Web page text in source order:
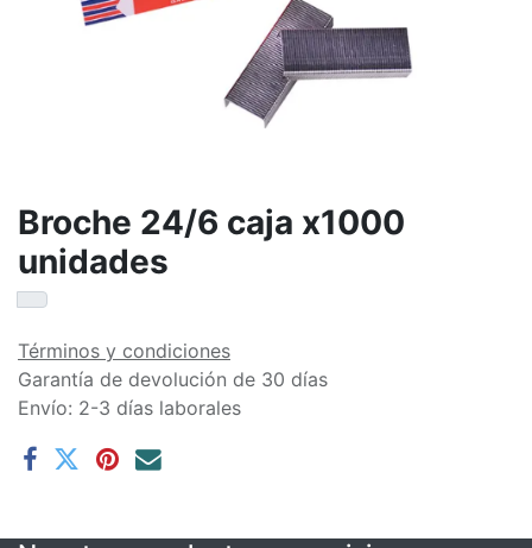
Broche 24/6 caja x1000
unidades
Términos y condiciones
Garantía de devolución de 30 días
Envío: 2-3 días laborales